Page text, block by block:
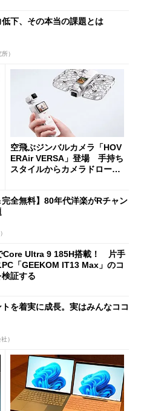
低下、その本当の課題とは
）
空飛ぶジンバルカメラ「HOV
ERAir VERSA」登場 手持ち
スタイルからカメラドローン
完全無料】80年代洋楽がRチャン
Core Ultra 9 185H搭載！ 片手
「GEEKOM IT13 Max」のコ
証する
を着実に成長。実はみんなココ
）